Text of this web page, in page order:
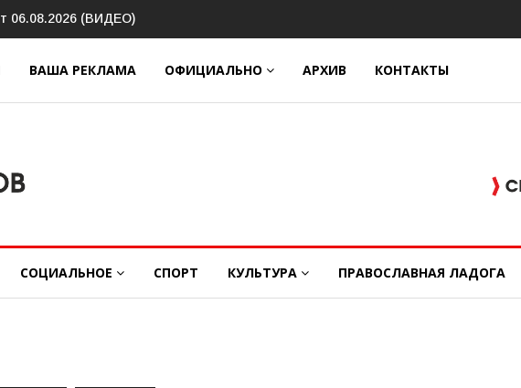
держит на контроле
пассажирских перевозок
ВАША РЕКЛАМА ОФИЦИАЛЬНО АРХИВ КОНТАКТЫ
СОЦИАЛЬНОЕ СПОРТ КУЛЬТУРА ПРАВОСЛАВНАЯ ЛАДОГА